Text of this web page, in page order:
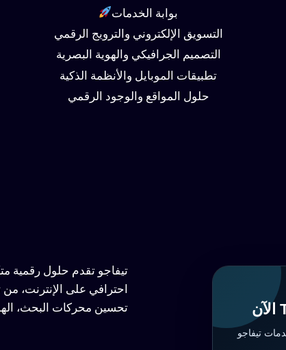
بوابة الخدمات
التسويق الإلكتروني والترويج الرقمي
التصميم الجرافيكي والهوية البصرية
تطبيقات الموبايل والأنظمة الذكية
حلول المواقع والوجود الرقمي
تيفاجو
تيفاجو تقدم حلول رقمية
احترافي على الإنترنت،
تحسين محركات البحث،